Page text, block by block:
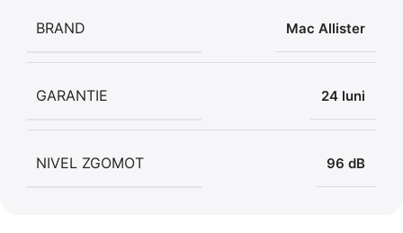
BRAND Mac Allister
GARANTIE 24 luni
NIVEL ZGOMOT 96 dB